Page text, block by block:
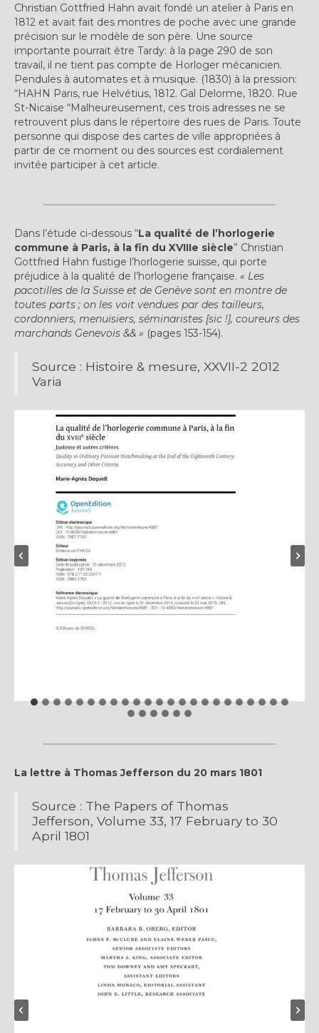
Christian Gottfried Hahn avait fondé un atelier à Paris en
1812 et avait fait des montres de poche avec une grande
précision sur le modèle de son père. Une source
importante pourrait être Tardy: à la page 290 de son
travail, il ne tient pas compte de Horloger mécanicien.
Pendules à automates et à musique. (1830) à la pression:
“HAHN Paris, rue Helvétius, 1812. Gal Delorme, 1820. Rue
St-Nicaise “Malheureusement, ces trois adresses ne se
retrouvent plus dans le répertoire des rues de Paris. Toute
personne qui dispose des cartes de ville appropriées à
partir de ce moment ou des sources est cordialement
invitée participer à cet article.
Dans l’étude ci-dessous “La qualité de l’horlogerie
commune à Paris, à la fin du XVIIIe siècle” Christian
Gottfried Hahn fustige l’horlogerie suisse, qui porte
préjudice à la qualité de l’horlogerie française. « Les
pacotilles de la Suisse et de Genève sont en montre de
toutes parts ; on les voit vendues par des tailleurs,
cordonniers, menuisiers, séminaristes [sic !], coureurs des
marchands Genevois && » (pages 153-154).
Source : Histoire & mesure, XXVII-2 2012
Varia
La lettre à Thomas Jefferson du 20 mars 1801
Source : The Papers of Thomas
Jefferson, Volume 33, 17 February to 30
April 1801